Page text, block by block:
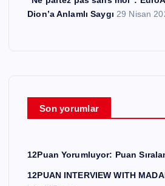
Dion’a Anlamlı Saygı 29 Nisan
Son yorumlar
12Puan Yorumluyor: Puan
12PUAN INTERVIEW WITH